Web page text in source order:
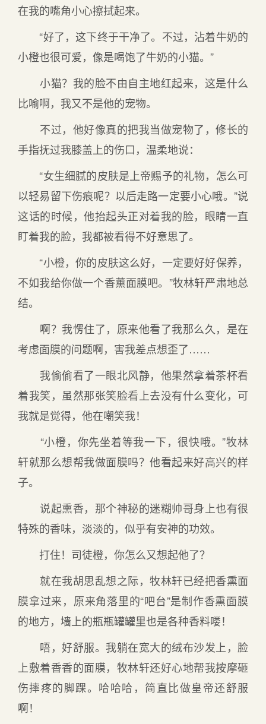
在我的嘴角小心擦拭起来。
“好了，这下终于干净了。不过，沾着牛奶的
小橙也很可爱，像是喝饱了牛奶的小猫。”
小猫？我的脸不由自主地红起来，这是什么
比喻啊，我又不是他的宠物。
不过，他好像真的把我当做宠物了，修长的
手指抚过我膝盖上的伤口，温柔地说：
“女生细腻的皮肤是上帝赐予的礼物，怎么可
以轻易留下伤痕呢？以后走路一定要小心哦。”说
这话的时候，他抬起头正对着我的脸，眼睛一直
盯着我的脸，我都被看得不好意思了。
“小橙，你的皮肤这么好，一定要好好保养，
不如我给你做一个香薰面膜吧。”牧林轩严肃地总
结。
啊？我愣住了，原来他看了我那么久，是在
考虑面膜的问题啊，害我差点想歪了……
我偷偷看了一眼北风静，他果然拿着茶杯看
着我笑，虽然那张笑脸看上去没有什么变化，可
我就是觉得，他在嘲笑我！
“小橙，你先坐着等我一下，很快哦。”牧林
轩就那么想帮我做面膜吗？他看起来好高兴的样
子。
说起熏香，那个神秘的迷糊帅哥身上也有很
特殊的香味，淡淡的，似乎有安神的功效。
打住！司徒橙，你怎么又想起他了？
就在我胡思乱想之际，牧林轩已经把香熏面
膜拿过来，原来角落里的“吧台”是制作香熏面膜
的地方，墙上的瓶瓶罐罐里也是各种香料喽！
唔，好舒服。我躺在宽大的绒布沙发上，脸
上敷着香香的面膜，牧林轩还好心地帮我按摩砸
伤摔疼的脚踝。哈哈哈，简直比做皇帝还舒服
啊！